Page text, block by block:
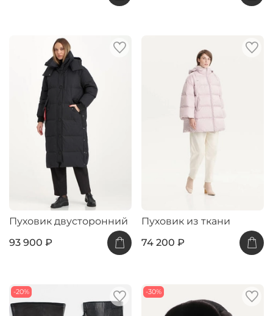
Пуховик двусторонний
93 900 ₽
Пуховик из ткани
74 200 ₽
-20% -30%